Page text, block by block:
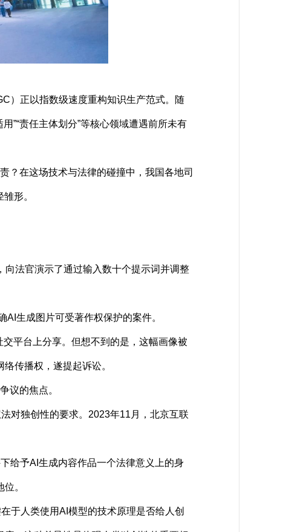
正以指数级速度重构知识生产范式。随
”“责任主体划分”等核心领域遭遇前所未有
在这场技术与法律的碰撞中，我国各地司
形。
法官演示了通过输入数十个提示词并调整
生成图片可受著作权保护的案件。
平台上分享。但想不到的是，这幅画像被
传播权，遂提起诉讼。
议的焦点。
对独创性的要求。2023年11月，北京互联
给予AI生成内容作品一个法律意义上的身
。
于人类使用AI模型的技术原理是否给人创